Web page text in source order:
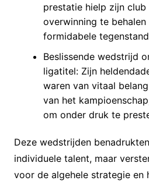
prestatie hielp zijn club
overwinning te behalen
formidabele
Beslissende wedstrijd
ligatitel: Zijn
waren van vitaal
van het
om onder druk te
Deze wedstrijden
individuele talent, maar
voor de algehele strategie en